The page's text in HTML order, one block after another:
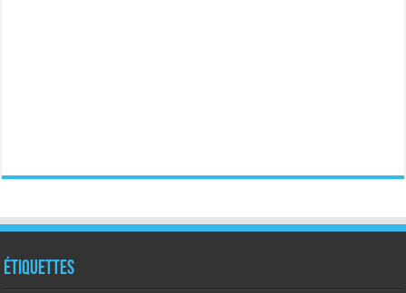
Étiquettes